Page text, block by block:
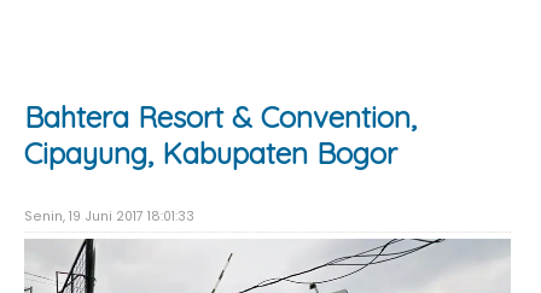
Bahtera Resort & Convention,
Cipayung, Kabupaten Bogor
Senin, 19 Juni 2017 18:01:33